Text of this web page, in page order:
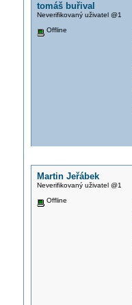
tomáš buřival
Neverifikovaný uživatel @1
Offline
Martin Jeřábek
Neverifikovaný uživatel @1
Offline